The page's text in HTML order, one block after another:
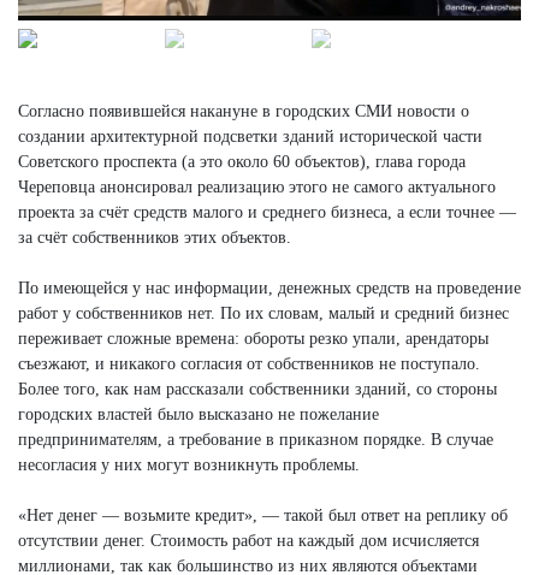
Согласно появившейся накануне в городских СМИ новости о
создании архитектурной подсветки зданий исторической части
Советского проспекта (а это около 60 объектов), глава города
Череповца анонсировал реализацию этого не самого актуального
проекта за счёт средств малого и среднего бизнеса, а если точнее —
за счёт собственников этих объектов.
По имеющейся у нас информации, денежных средств на проведение
работ у собственников нет. По их словам, малый и средний бизнес
переживает сложные времена: обороты резко упали, арендаторы
съезжают, и никакого согласия от собственников не поступало.
Более того, как нам рассказали собственники зданий, со стороны
городских властей было высказано не пожелание
предпринимателям, а требование в приказном порядке. В случае
несогласия у них могут возникнуть проблемы.
«Нет денег — возьмите кредит», — такой был ответ на реплику об
отсутствии денег. Стоимость работ на каждый дом исчисляется
миллионами, так как большинство из них являются объектами